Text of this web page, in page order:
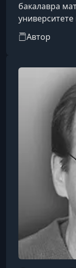
бакалавра
получил
принятии
Келлога при
Свой
Автор